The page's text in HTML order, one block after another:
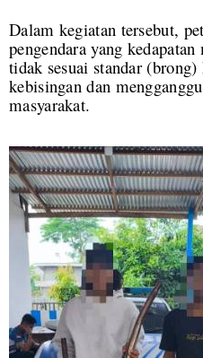
Dalam kegiatan tersebut,
pengendara yang
tidak sesuai standar
kebisingan dan
masyarakat.